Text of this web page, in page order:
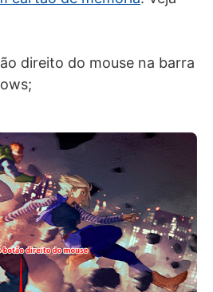
direito do mouse na barra